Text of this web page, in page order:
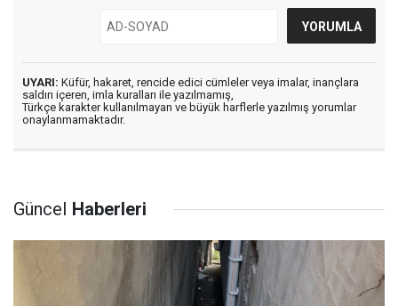
UYARI: Küfür, hakaret, rencide edici cümleler veya imalar, inançlara
saldırı içeren, imla kuralları ile yazılmamış,
Türkçe karakter kullanılmayan ve büyük harflerle yazılmış yorumlar
onaylanmamaktadır.
Güncel Haberleri